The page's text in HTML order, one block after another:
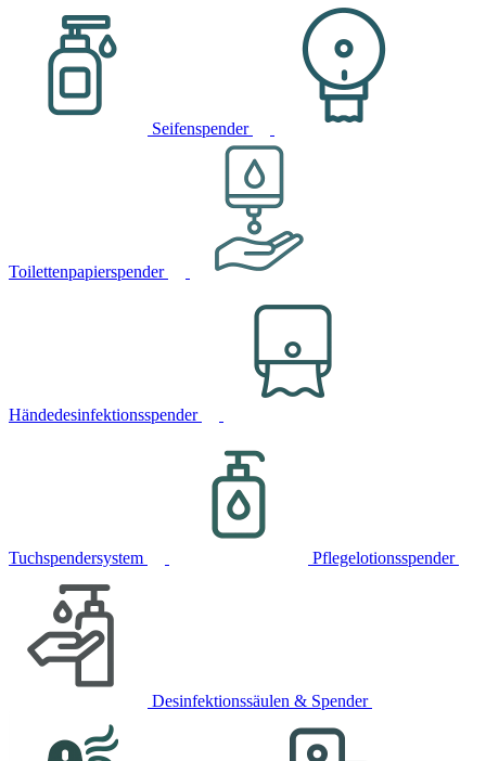
Seifenspender
Toilettenpapierspender
Händedesinfektionsspender
Tuchspendersystem Pflegelotionsspender
Desinfektionssäulen & Spender